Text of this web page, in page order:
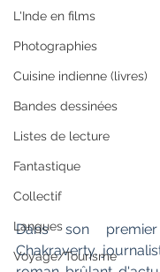
L'Inde en films
Photographies
Cuisine indienne (livres)
Bandes dessinées
Listes de lecture
Fantastique
Collectif
Langues
Voyage/Tourisme
Dans son
Chakraverty,